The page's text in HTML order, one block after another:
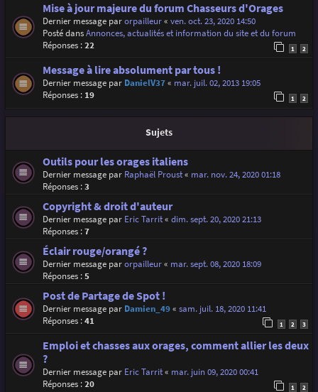
Mise à jour majeure du forum Chasseurs d'Orages
Dernier message parorpailleur« ven. oct. 23, 2020 14:50
Posté dansAnnonces, actualités et information du site et du forum
Réponses :22 1 2
Message à lire absolument par tous !
Dernier message par DanielV37« mar. juil. 02, 2013 19:05
Réponses : 19 1 2
Sujets
Outils pour les orages italiens
Dernier message par Raphaël Proust« mar. nov. 24, 2020 01:18
Réponses :3
Copyright & droit d'auteur
Dernier message par Eric Tarrit« dim. sept. 20, 2020 21:13
Réponses :7
Éclair rouge/orangé ?
Dernier message parorpailleur« mar. sept. 08, 2020 18:09
Réponses :5
Post de Partage de Spot !
Dernier message par Damien_49« sam. juil. 18, 2020 11:41
Réponses :41 1 2 3
Emploi et chasses aux orages, comment allier les deux
?
Dernier message par Eric Tarrit« mar. juin 09, 2020 00:41
Réponses :20 1 2